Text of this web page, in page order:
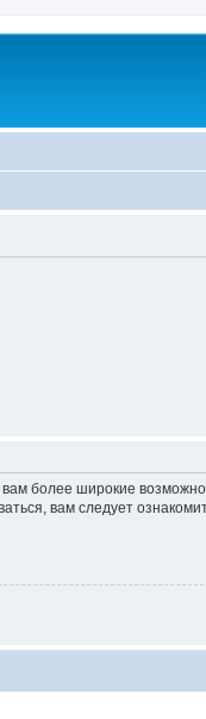
более широкие
вам следует